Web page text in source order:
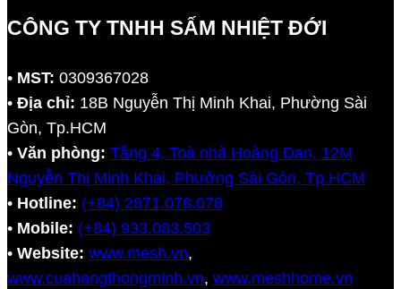
CÔNG TY TNHH SẤM NHIỆT ĐỚI
• MST: 0309367028
• Địa chỉ: 18B Nguyễn Thị Minh Khai, Phường Sài
Gòn, Tp.HCM
• Văn phòng: Tầng 4, Toà nhà Hoàng Đan, 12M
Nguyễn Thị Minh Khai, Phường Sài Gòn, Tp.HCM
• Hotline: (+84) 2871.078.078
• Mobile: (+84) 933.083.503
• Website: www.mesh.vn,
www.cuahangthongminh.vn, www.meshhome.vn